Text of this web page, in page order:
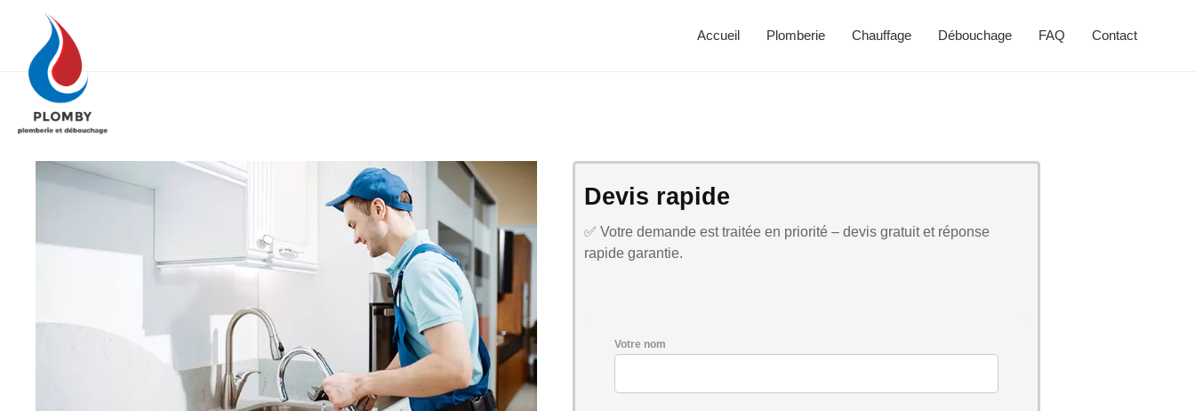
Accueil Plomberie Chauffage Débouchage FAQ Contact
Devis rapide
✅ Votre demande est traitée en priorité – devis gratuit et réponse
rapide garantie.
Votre nom